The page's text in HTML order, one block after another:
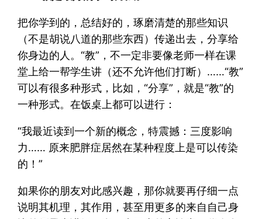
把你学到的，总结好的，琢磨清楚的那些知识
（不是胡说八道的那些东西）传递出去，分享给
你身边的人。“教”，不一定非要像老师一样在课
堂上给一帮学生讲（还不允许他们打断）……“教”
可以有很多种形式，比如，“分享”，就是“教”的
一种形式。在饭桌上都可以进行：
“我最近读到一个新的概念，特震撼：三度影响
力…… 原来肥胖症居然在某种程度上是可以传染
的！”
如果你的朋友对此感兴趣，那你就要再仔细一点
说明其机理，其作用，甚至用更多的来自自己身